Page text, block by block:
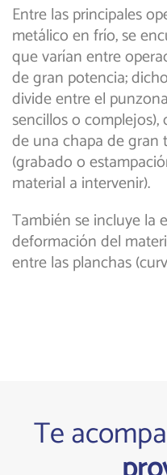
Entre las principales
metálico en frío, se
que varían entre
de gran potencia;
divide entre el
sencillos o
de una chapa de
(grabado o
material a intervenir).
También se incluye la
deformación del
entre las planchas
Te